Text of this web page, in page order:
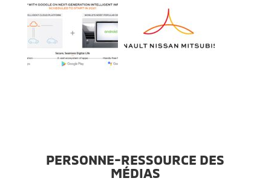
PERSONNE-RESSOURCE DES
MÉDIAS